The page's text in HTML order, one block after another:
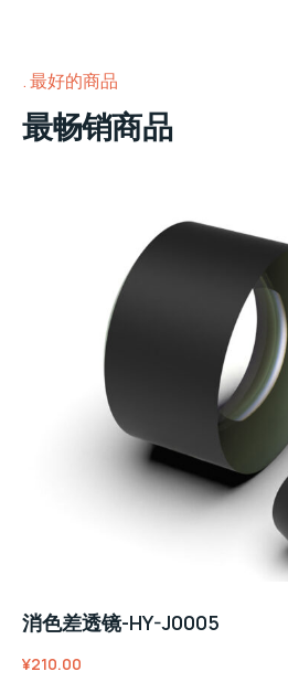
最好的商品
最畅销商品
消色差透镜-HY-J0005
¥210.00